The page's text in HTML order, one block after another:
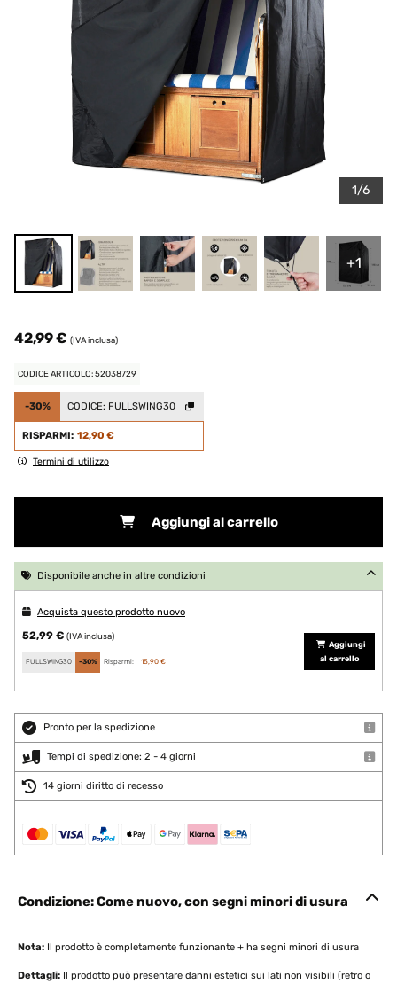
1/6
+1
42,99 € (IVA inclusa)
CODICE ARTICOLO: 52038729
-30% CODICE: FULLSWING30
RISPARMI: 12,90 €
Termini di utilizzo
Aggiungi al carrello
Disponibile anche in altre condizioni
Acquista questo prodotto nuovo
52,99 € (IVA inclusa)
FULLSWING30 -30% Risparmi: 15,90 €
Aggiungi
al carrello
Pronto per la spedizione
Tempi di spedizione: 2 - 4 giorni
14 giorni diritto di recesso
Condizione: Come nuovo, con segni minori di usura
Nota: Il prodotto è completamente funzionante + ha segni minori di usura
Dettagli: Il prodotto può presentare danni estetici sui lati non visibili (retro o